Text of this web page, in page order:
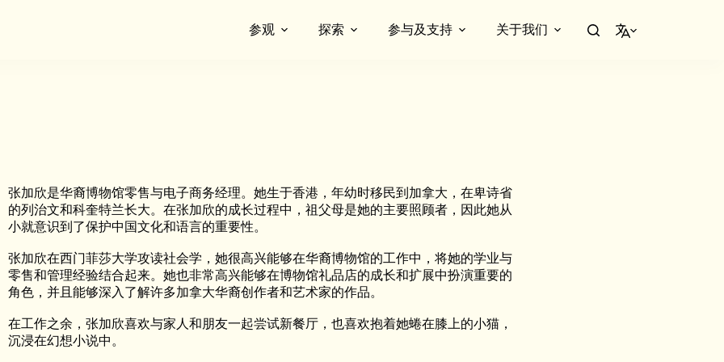
参观 探索 参与及支持 关于我们
简体中文
张加欣是华裔博物馆零售与电子商务经理。她生于香港，年幼时移民到加拿大，在卑诗省
的列治文和科奎特兰长大。在张加欣的成长过程中，祖父母是她的主要照顾者，因此她从
小就意识到了保护中国文化和语言的重要性。
张加欣在西门菲莎大学攻读社会学，她很高兴能够在华裔博物馆的工作中，将她的学业与
零售和管理经验结合起来。她也非常高兴能够在博物馆礼品店的成长和扩展中扮演重要的
角色，并且能够深入了解许多加拿大华裔创作者和艺术家的作品。
在工作之余，张加欣喜欢与家人和朋友一起尝试新餐厅，也喜欢抱着她蜷在膝上的小猫，
沉浸在幻想小说中。